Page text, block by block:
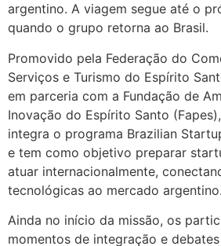
argentino. A viagem segue até o
quando o grupo retorna ao Brasil.
Promovido pela Federação do
Serviços e Turismo do Espírito
em parceria com a Fundação de
Inovação do Espírito Santo
integra o programa Brazilian
e tem como objetivo preparar
atuar internacionalmente,
tecnológicas ao mercado argentino.
Ainda no início da missão, os
momentos de integração e